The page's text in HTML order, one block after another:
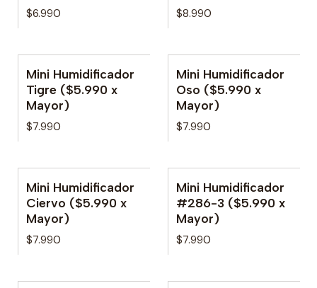
$6.990 $8.990
No disponible
Mini Humidificador
Tigre ($5.990 x
Mayor)
$7.990
Mini Humidificador
Oso ($5.990 x
Mayor)
$7.990
Mini Humidificador
Ciervo ($5.990 x
Mayor)
$7.990
Mini Humidificador
#286-3 ($5.990 x
Mayor)
$7.990